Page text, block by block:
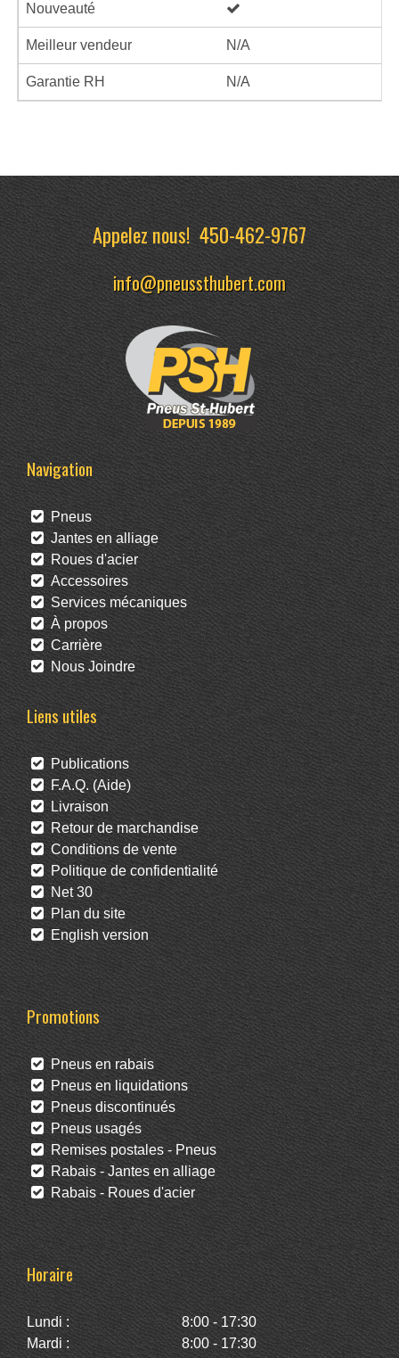
Nouveauté
Meilleur vendeur N/A
Garantie RH N/A
Appelez nous!450-462-9767
info@pneussthubert.com
Navigation
Pneus
Jantes en alliage
Roues d'acier
Accessoires
Services mécaniques
À propos
Carrière
Nous Joindre
Liens utiles
Publications
F.A.Q. (Aide)
Livraison
Retour de marchandise
Conditions de vente
Politique de confidentialité
Net 30
Plan du site
English version
Promotions
Pneus en rabais
Pneus en liquidations
Pneus discontinués
Pneus usagés
Remises postales - Pneus
Rabais - Jantes en alliage
Rabais - Roues d'acier
Horaire
Lundi :
8:00 - 17:30
Mardi :
8:00 - 17:30